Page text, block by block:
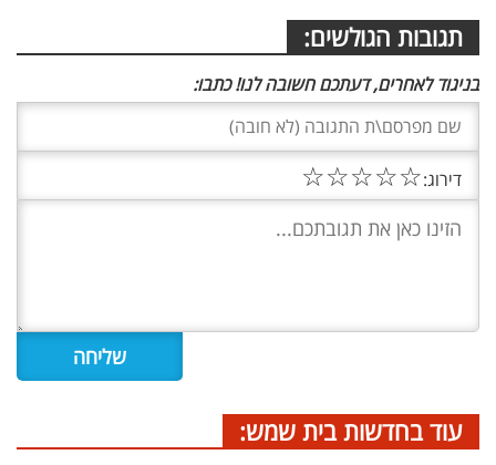
תגובות הגולשים:
בניגוד לאחרים, דעתכם חשובה לנו! כתבו:
דירוג:☆
☆
☆
☆
☆
עוד בחדשות בית שמש: